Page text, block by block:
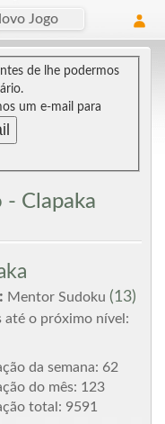
Jogo
de lhe podermos
um e-mail para
- Clapaka
Mentor Sudoku (13)
até o próximo nível:
da semana: 62
do mês: 123
total: 9591